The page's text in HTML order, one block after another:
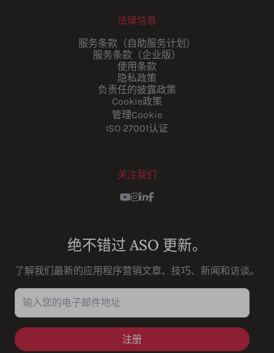
法律信息
服务条款（自助服务计划）
服务条款（企业版）
使用条款
隐私政策
负责任的披露政策
Cookie政策
管理Cookie
ISO 27001认证
关注我们
Youtube
Instagram
LinkedIn
Facebook
绝不错过 ASO 更新。
了解我们最新的应用程序营销文章、技巧、新闻和访谈。
输入您的电子邮件地址